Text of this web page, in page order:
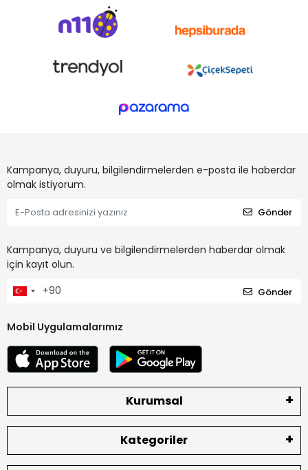
Kampanya, duyuru, bilgilendirmelerden e-posta ile haberdar
olmak istiyorum.
Gönder
Kampanya, duyuru ve bilgilendirmelerden haberdar olmak
için kayıt olun.
Gönder
Mobil Uygulamalarımız
Kurumsal
Kategoriler